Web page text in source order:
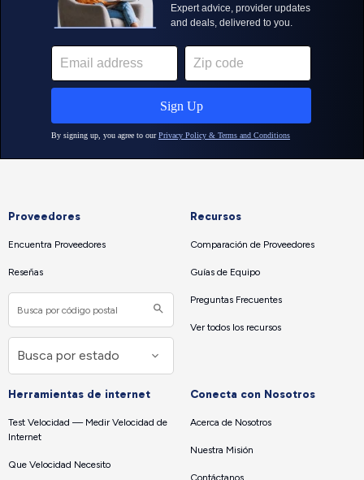
Proveedores
Encuentra Proveedores
Reseñas
Recursos
Comparación de Proveedores
Guías de Equipo
Preguntas Frecuentes
Ver todos los recursos
Herramientas de internet
Test Velocidad — Medir Velocidad de
Internet
Que Velocidad Necesito
Conecta con Nosotros
Acerca de Nosotros
Nuestra Misión
Contáctanos